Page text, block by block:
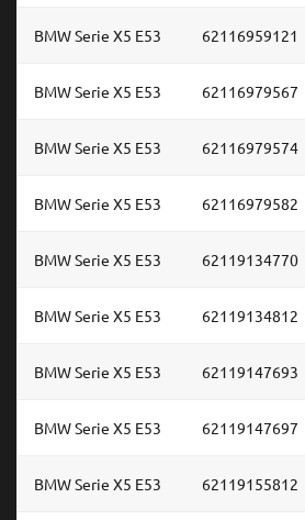
BMW Serie X5 E53 62116959121
BMW Serie X5 E53 62116979567
BMW Serie X5 E53 62116979574
BMW Serie X5 E53 62116979582
BMW Serie X5 E53 62119134770
BMW Serie X5 E53 62119134812
BMW Serie X5 E53 62119147693
BMW Serie X5 E53 62119147697
BMW Serie X5 E53 62119155812